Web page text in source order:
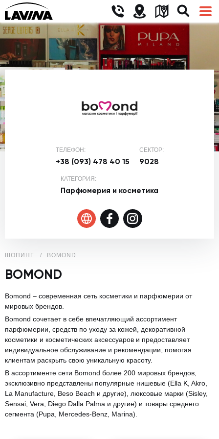
ТЕЛЕФОН:
+38 (093) 478 40 15
СЕКТОР:
9028
КАТЕГОРИЯ:
Парфюмерия и косметика
ШОПИНГ BOMOND
BOMOND
Bomond – современная сеть косметики и парфюмерии от
мировых брендов.
Bomond сочетает в себе впечатляющий ассортимент
парфюмерии, средств по уходу за кожей, декоративной
косметики и косметических аксессуаров и предоставляет
индивидуальное обслуживание и рекомендации, помогая
клиентам раскрыть свою уникальную красоту.
В ассортименте сети Bomond более 200 мировых брендов,
эксклюзивно представлены популярные нишевые (Ella K, Akro,
La Manufacture, Beso Beach и другие), люксовые марки (Sisley,
Sensai, Vera, Diego Dalla Palma и другие) и товары среднего
сегмента (Pupa, Mercedes-Benz, Marina).